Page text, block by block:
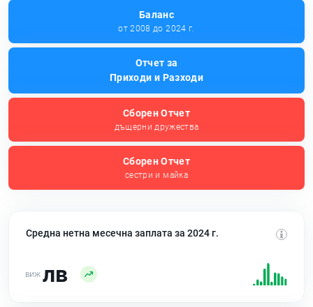
Баланс
от 2008 до 2024 г.
Отчет за
Приходи и Разходи
Сборен Отчет
дъщерни дружества
Сборен Отчет
сестри и майка
Средна нетна месечна заплата за 2024 г.
лв